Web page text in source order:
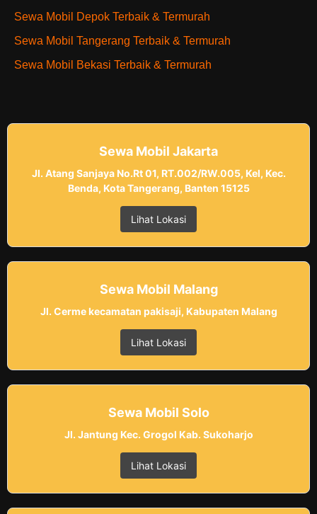
Sewa Mobil Depok Terbaik & Termurah
Sewa Mobil Tangerang Terbaik & Termurah
Sewa Mobil Bekasi Terbaik & Termurah
Sewa Mobil Jakarta
Jl. Atang Sanjaya No.Rt 01, RT.002/RW.005, Kel, Kec.
Benda, Kota Tangerang, Banten 15125
Lihat Lokasi
Sewa Mobil Malang
Jl. Cerme kecamatan pakisaji, Kabupaten Malang
Lihat Lokasi
Sewa Mobil Solo
Jl. Jantung Kec. Grogol Kab. Sukoharjo
Lihat Lokasi